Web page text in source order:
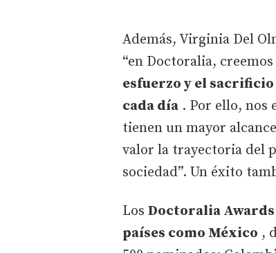
Además, Virginia Del
“en Doctoralia,
esfuerzo y el
cada día . Por ello, nos
tienen un mayor
valor la trayectoria del
sociedad”. Un éxito
Los Doctoralia
países como México ,